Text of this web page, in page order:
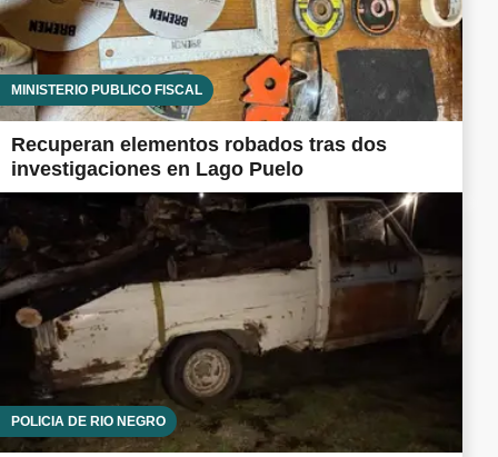
MINISTERIO PÚBLICO FISCAL
Recuperan elementos robados tras dos
investigaciones en Lago Puelo
POLICÍA DE RÍO NEGRO